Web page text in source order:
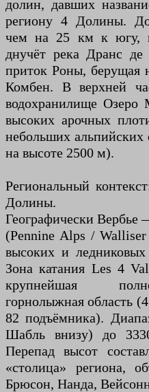
долин, давших
региону 4 Долины.
чем на 25 км к югу,
днучёт река Дранс
приток Роны, берущая
Комбен. В верхней
водохранилище Озеро
высоких арочных
небольших
на высоте 2500 м).
Региональный
Долины.
Географически
(Pennine Alps /
высоких и
Зона катания Les 4
крупнейшая
горнолыжная область
82 подъёмника).
Шабль внизу) до
Перепад высот
«столица» региона,
Брюсон, Нанда,